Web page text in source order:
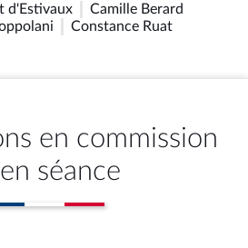
d'Estivaux
Camille Berard
Constance Ruat
en commission
séance